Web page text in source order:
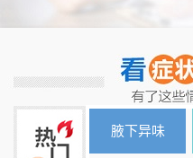
腋下异味